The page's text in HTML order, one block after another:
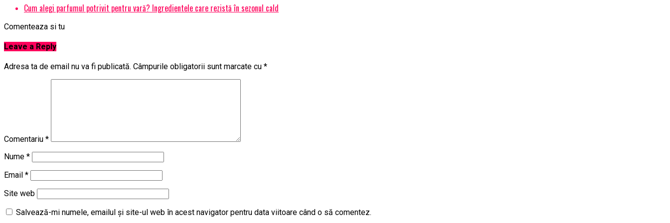
Cum alegi parfumul potrivit pentru vară? Ingredientele care rezistă în sezonul cald
Comenteaza si tu
Leave a Reply
Adresa ta de email nu va fi publicată. Câmpurile obligatorii sunt marcate cu *
Comentariu *
Nume *
Email *
Site web
Salvează-mi numele, emailul și site-ul web în acest navigator pentru data viitoare când o să comentez.